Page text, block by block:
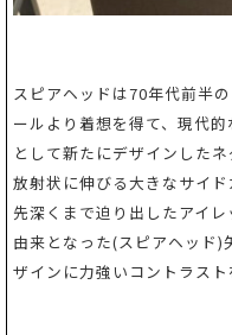
スピアヘッドは70年代前半
ールより着想を得て、現代
として新たにデザインした
放射状に伸びる大きなサイ
先深くまで迫り出したアイ
由来となった(スピアヘッド)
ザインに力強いコントラスト